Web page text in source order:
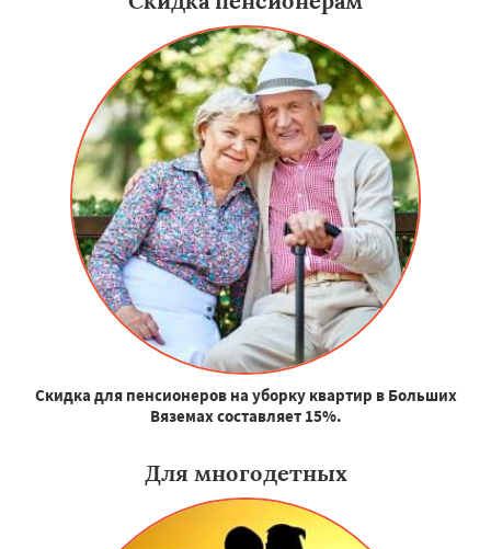
Скидка для пенсионеров на уборку квартир в Больших
Вяземах составляет 15%.
Для многодетных